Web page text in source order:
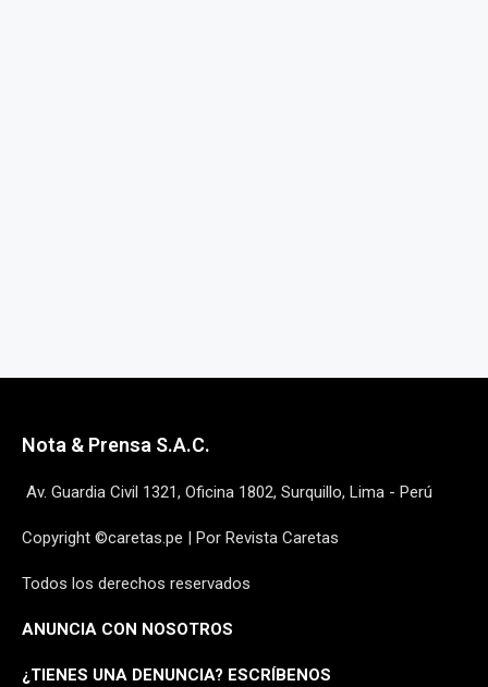
Nota & Prensa S.A.C.
Av. Guardia Civil 1321, Oficina 1802, Surquillo, Lima - Perú
Copyright ©caretas.pe | Por Revista Caretas
Todos los derechos reservados
ANUNCIA CON NOSOTROS
¿TIENES UNA DENUNCIA? ESCRÍBENOS